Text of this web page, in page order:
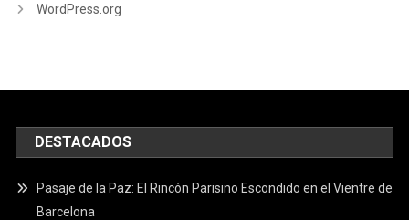
WordPress.org
DESTACADOS
Pasaje de la Paz: El Rincón Parisino Escondido en el Vientre de
Barcelona